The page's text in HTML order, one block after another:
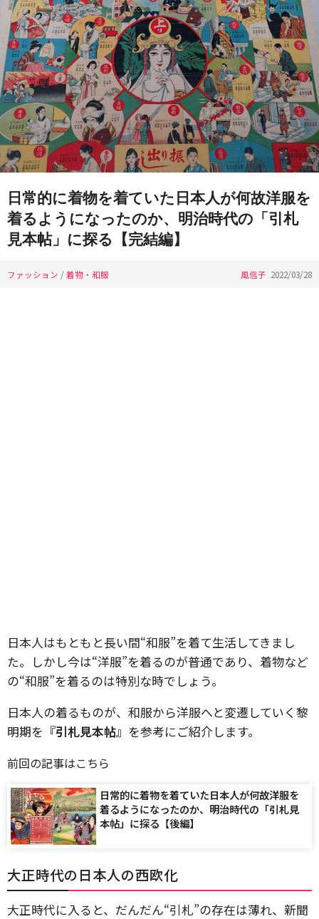
日常的に着物を着ていた日本人が何故洋服を
着るようになったのか、明治時代の「引札
見本帖」に探る【完結編】
ファッション /着物・和服 風信子 2022/03/28
日本人はもともと長い間“和服”を着て生活してきまし
た。しかし今は“洋服”を着るのが普通であり、着物など
の“和服”を着るのは特別な時でしょう。
日本人の着るものが、和服から洋服へと変遷していく黎
明期を 『引札見本帖』 を参考にご紹介します。
前回の記事はこちら
日常的に着物を着ていた日本人が何故洋服を
着るようになったのか、明治時代の「引札見
本帖」に探る【後編】
大正時代の日本人の西欧化
大正時代に入ると、だんだん“引札”の存在は薄れ、新聞